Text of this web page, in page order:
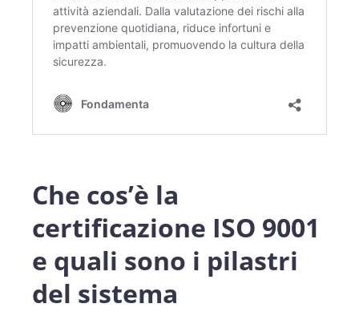
Che cos’è la
certificazione ISO 9001
e quali sono i pilastri
del sistema